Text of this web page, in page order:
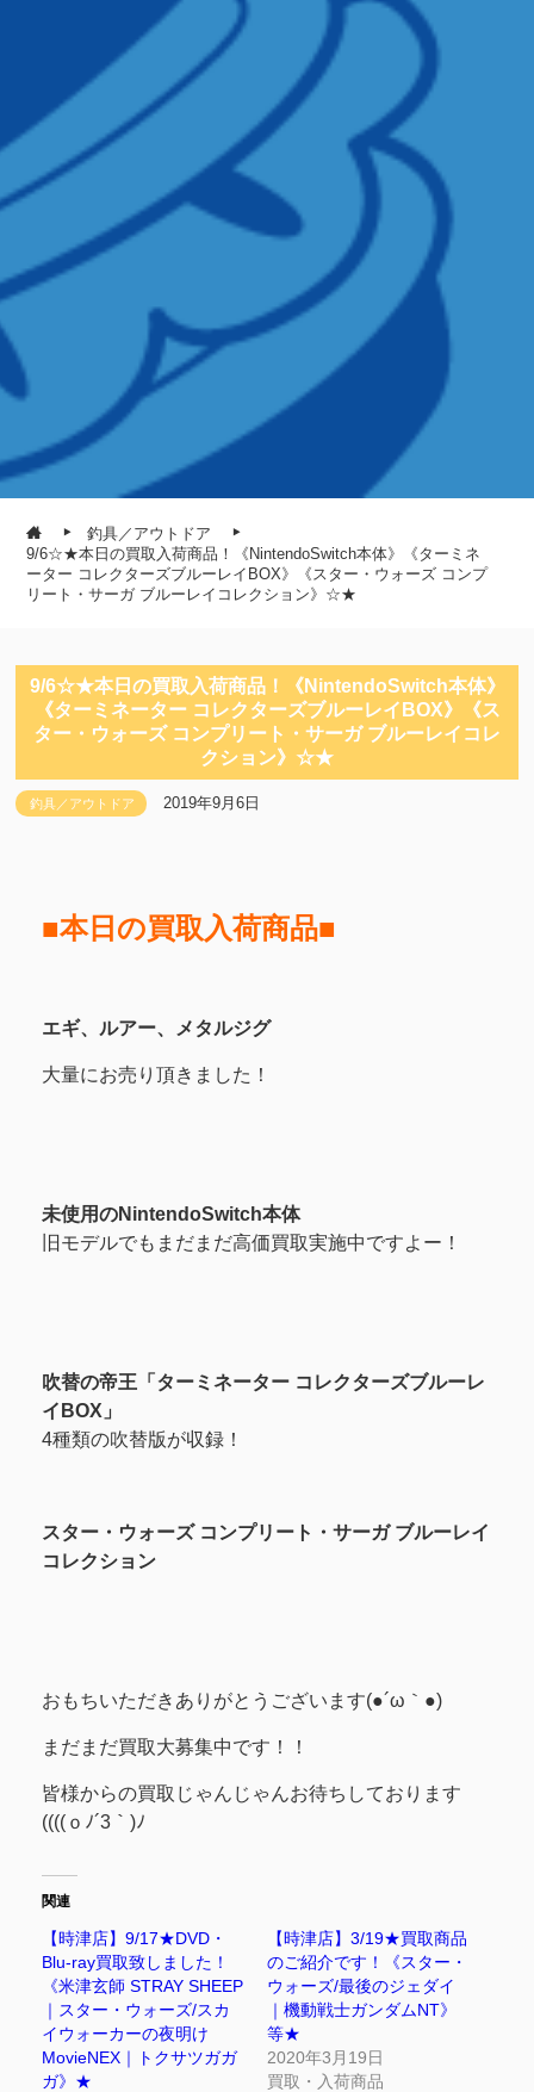
釣具／アウトドア
9/6☆★本日の買取入荷商品！《NintendoSwitch本体》《ターミネ
ーター コレクターズブルーレイBOX》《スター・ウォーズ コンプ
リート・サーガ ブルーレイコレクション》☆★
9/6☆★本日の買取入荷商品！《NintendoSwitch本体》
《ターミネーター コレクターズブルーレイBOX》《ス
ター・ウォーズ コンプリート・サーガ ブルーレイコレ
クション》☆★
釣具／アウトドア 2019年9月6日
■本日の買取入荷商品■
エギ、ルアー、メタルジグ
大量にお売り頂きました！
未使用のNintendoSwitch本体
旧モデルでもまだまだ高価買取実施中ですよー！
吹替の帝王「ターミネーター コレクターズブルーレ
イBOX」
4種類の吹替版が収録！
スター・ウォーズ コンプリート・サーガ ブルーレイ
コレクション
おもちいただきありがとうございます(●´ω｀●)
まだまだ買取大募集中です！！
皆様からの買取じゃんじゃんお待ちしております
((((ｏﾉ´3｀)ﾉ
関連
【時津店】9/17★DVD・
Blu-ray買取致しました！
《米津玄師 STRAY SHEEP
｜スター・ウォーズ/スカ
イウォーカーの夜明け
MovieNEX｜トクサツガガ
ガ》★
【時津店】3/19★買取商品
のご紹介です！《スター・
ウォーズ/最後のジェダイ
｜機動戦士ガンダムNT》
等★
2020年3月19日
買取・入荷商品